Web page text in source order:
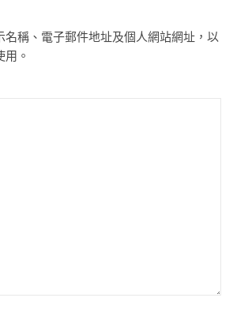
名稱、電子郵件地址及個人網站網址，以
。